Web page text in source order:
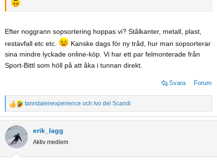
Efter noggrann sopsortering hoppas vi? Stålkanter, metall, plast,
restavfall etc etc.
Kanske dags för ny tråd, hur man sopsorterar
sina mindre lyckade online-köp. Vi har ett par felmonterade från
Sport-Bittl som höll på att åka i tunnan direkt.
Svara Forum
R
e
a
c
t
i
tanndalenexperience och Ivo del Scandi
erik_lagg
Aktiv medlem